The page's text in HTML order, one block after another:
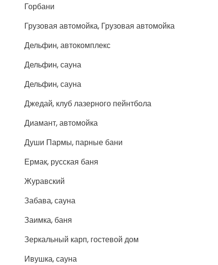
Горбани
Грузовая автомойка, Грузовая автомойка
Дельфин, автокомплекс
Дельфин, сауна
Дельфин, сауна
Джедай, клуб лазерного пейнтбола
Диамант, автомойка
Души Пармы, парные бани
Ермак, русская баня
Журавский
Забава, сауна
Заимка, баня
Зеркальный карп, гостевой дом
Ивушка, сауна